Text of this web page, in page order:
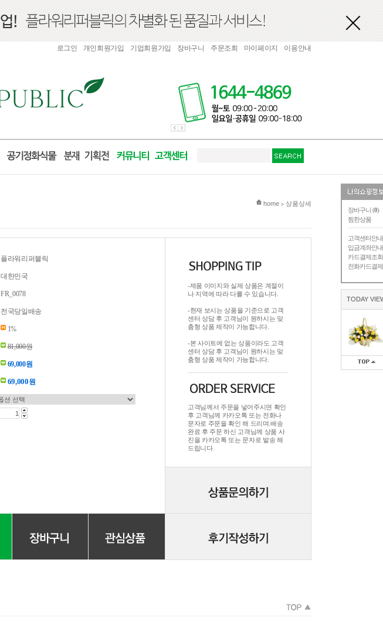
장바구니 (0)
찜한상품
고객센터안내
입금계좌안내
카드결제조회
전화카드결제
TODAY
로그인 개인회원가입 기업회원가입 장바구니 주문조회 마이페이지 이용안내
현재 위치
home > 상품상세
플라워리퍼블릭
대한민국
FR_0078
전국당일배송
1%
81,000원
69,000원
69,000원
-제품 이미지와 실제 상품은 계절이
나 지역에 따라 다를 수 있습니다.
-현재 보시는 상품을 기준으로 고객
센터 상담 후 고객님이 원하시는 맞
춤형 상품 제작이 가능합니다.
-본 사이트에 없는 상품이라도 고객
센터 상담 후 고객님이 원하시는 맞
춤형 상품 제작이 가능합니다.
고객님께서 주문을 넣어주시면 확인
후 고객님께 카카오톡 또는 전화나
문자로 주문을 확인 해 드리며.배송
완료 후 주문 하신 고객님께 상품 사
진을 카카오톡 또는 문자로 발송 해
드립니다.